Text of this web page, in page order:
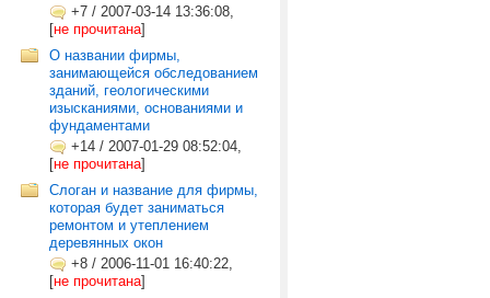
+7 / 2007-03-14 13:36:08,
[не прочитана]
О названии фирмы,
занимающейся обследованием
зданий, геологическими
изысканиями, основаниями и
фундаментами
+14 / 2007-01-29 08:52:04,
[не прочитана]
Слоган и название для фирмы,
которая будет заниматься
ремонтом и утеплением
деревянных окон
+8 / 2006-11-01 16:40:22,
[не прочитана]